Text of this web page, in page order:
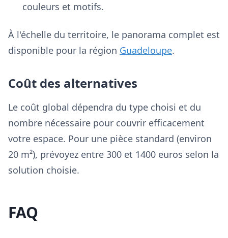
couleurs et motifs.
À l'échelle du territoire, le panorama complet est
disponible pour la région Guadeloupe.
Coût des alternatives
Le coût global dépendra du type choisi et du
nombre nécessaire pour couvrir efficacement
votre espace. Pour une pièce standard (environ
20 m²), prévoyez entre 300 et 1400 euros selon la
solution choisie.
FAQ